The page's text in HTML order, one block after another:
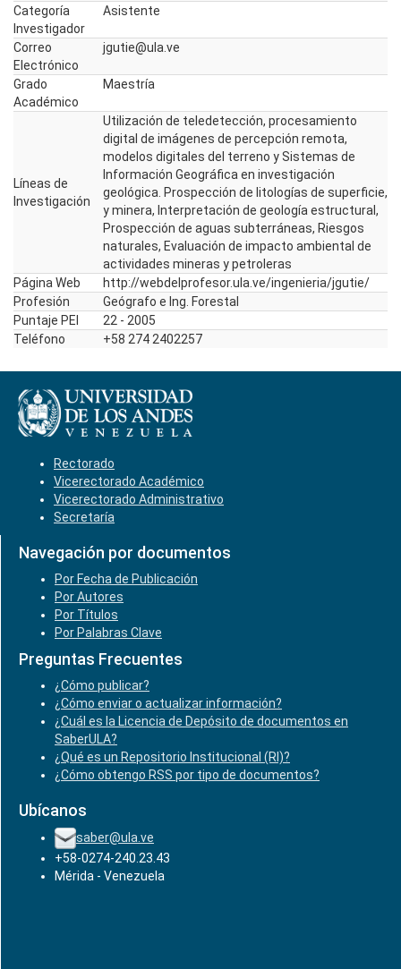
Categoría
Investigador
Asistente
Correo
Electrónico
jgutie@ula.ve
Grado
Académico
Maestría
Líneas de
Investigación
Utilización de teledetección, procesamiento
digital de imágenes de percepción remota,
modelos digitales del terreno y Sistemas de
Información Geográfica en investigación
geológica. Prospección de litologías de superficie,
y minera, Interpretación de geología estructural,
Prospección de aguas subterráneas, Riesgos
naturales, Evaluación de impacto ambiental de
actividades mineras y petroleras
Página Web
http://webdelprofesor.ula.ve/ingenieria/jgutie/
Profesión
Geógrafo e Ing. Forestal
Puntaje PEI
22 - 2005
Teléfono
+58 274 2402257
Rectorado
Vicerectorado Académico
Vicerectorado Administrativo
Secretaría
Navegación por documentos
Por Fecha de Publicación
Por Autores
Por Títulos
Por Palabras Clave
Preguntas Frecuentes
¿Cómo publicar?
¿Cómo enviar o actualizar información?
¿Cuál es la Licencia de Depósito de documentos en
SaberULA?
¿Qué es un Repositorio Institucional (RI)?
¿Cómo obtengo RSS por tipo de documentos?
Ubícanos
saber@ula.ve
+58-0274-240.23.43
Mérida - Venezuela